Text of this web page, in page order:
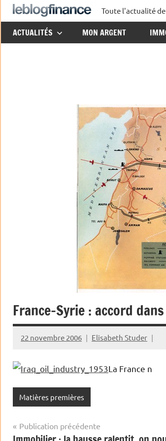
Aller
au
contenu
Le
Blog
Toute l'actualité
ACTUALITÉS MON ARGENT
France-Syrie : accord
22 novembre 2006 Elisabeth Studer
La France n
Matières premières
Navigation
Publication précédente